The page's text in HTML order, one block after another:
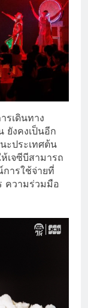
รเดินทาง
ยังคงเป็นอีก
ะประเทศต้น
เจซีบีสามารถ
ารใช้จ่ายที่
ความร่วมมือ